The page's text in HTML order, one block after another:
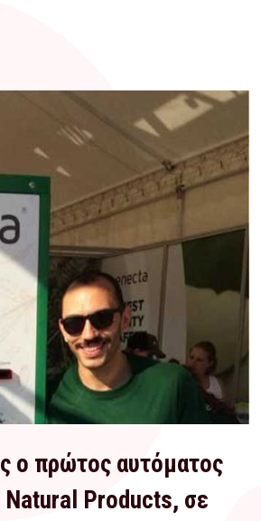
ο πρώτος αυτόματος
Natural Products, σε